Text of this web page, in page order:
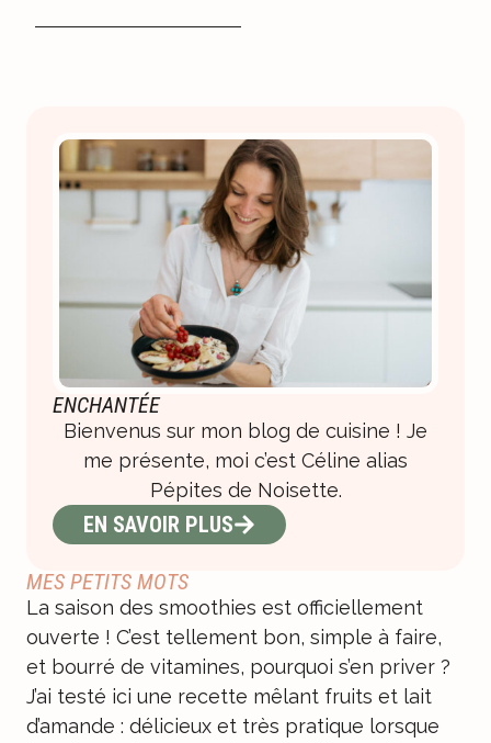
MES PETITS MOTS
La saison des smoothies est officiellement
ouverte ! C’est tellement bon, simple à faire,
et bourré de vitamines, pourquoi s’en priver ?
J’ai testé ici une recette mêlant fruits et lait
d’amande : délicieux et très pratique lorsque
ENCHANTÉE
Bienvenus sur mon blog de cuisine ! Je
me présente, moi c’est Céline alias
Pépites de Noisette.
EN SAVOIR PLUS